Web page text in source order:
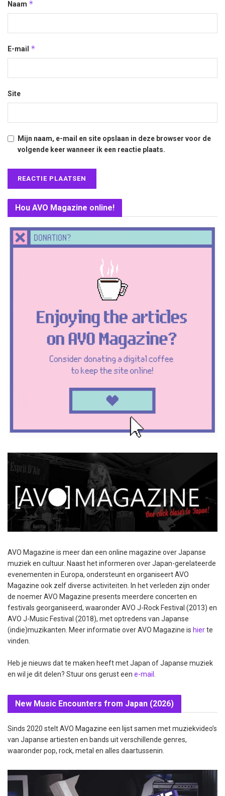
Naam *
E-mail *
Site
Mijn naam, e-mail en site opslaan in deze browser voor de
volgende keer wanneer ik een reactie plaats.
Hou AVO Magazine online!
AVO Magazine is meer dan een online magazine over Japanse
muziek en cultuur. Naast het informeren over Japan-gerelateerde
evenementen in Europa, ondersteunt en organiseert AVO
Magazine ook zelf diverse activiteiten. In het verleden zijn onder
de noemer AVO Magazine presents meerdere concerten en
festivals georganiseerd, waaronder AVO J-Rock Festival (2013) en
AVO J-Music Festival (2018), met optredens van Japanse
(indie)muzikanten. Meer informatie over AVO Magazine is hierte
vinden.
Heb je nieuws dat te maken heeft met Japan of Japanse muziek
en wil je dit delen? Stuur ons gerust een e-mail
New Music Encounters from Japan (2026)
Sinds 2020 stelt AVO Magazine een lijst samen met muziekvideo’s
van Japanse artiesten en bands uit verschillende genres,
waaronder pop, rock, metal en alles daartussenin.